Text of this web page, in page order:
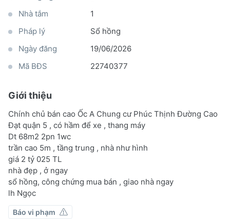
Nhà tắm
1
Pháp lý
Sổ hồng
Ngày đăng
19/06/2026
Mã BĐS
22740377
Giới thiệu
Chính chủ bán cao Ốc A Chung cư Phúc Thịnh Đường Cao
Đạt quận 5 , có hầm để xe , thang máy
Dt 68m2 2pn 1wc
trần cao 5m , tầng trung , nhà như hình
giá 2 tỷ 025 TL
nhà đẹp , ở ngay
sổ hồng, công chứng mua bán , giao nhà ngay
lh Ngọc
Báo vi phạm